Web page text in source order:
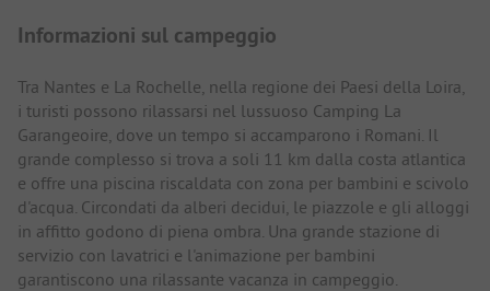
Informazioni sul campeggio
Tra Nantes e La Rochelle, nella regione dei Paesi della Loira,
i turisti possono rilassarsi nel lussuoso Camping La
Garangeoire, dove un tempo si accamparono i Romani. Il
grande complesso si trova a soli 11 km dalla costa atlantica
e offre una piscina riscaldata con zona per bambini e scivolo
d'acqua. Circondati da alberi decidui, le piazzole e gli alloggi
in affitto godono di piena ombra. Una grande stazione di
servizio con lavatrici e l'animazione per bambini
garantiscono una rilassante vacanza in campeggio.